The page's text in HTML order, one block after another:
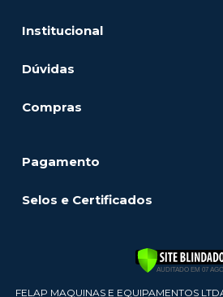
Institucional
Dúvidas
Compras
Pagamento
Selos e Certificados
FELAP MAQUINAS E EQUIPAMENTOS